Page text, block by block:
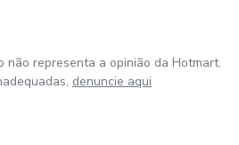
não representa a opinião da Hotmart.
denuncie aqui